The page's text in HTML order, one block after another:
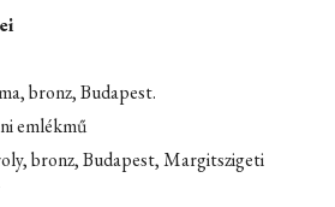
bronz, Budapest.
emlékmű
bronz, Budapest, Margitszigeti